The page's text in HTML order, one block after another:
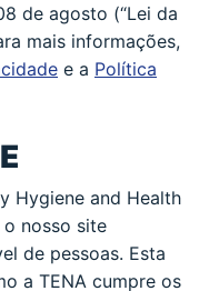
de agosto (“Lei da
mais informações,
e a Política
Hygiene and Health
nosso site
de pessoas. Esta
a TENA cumpre os